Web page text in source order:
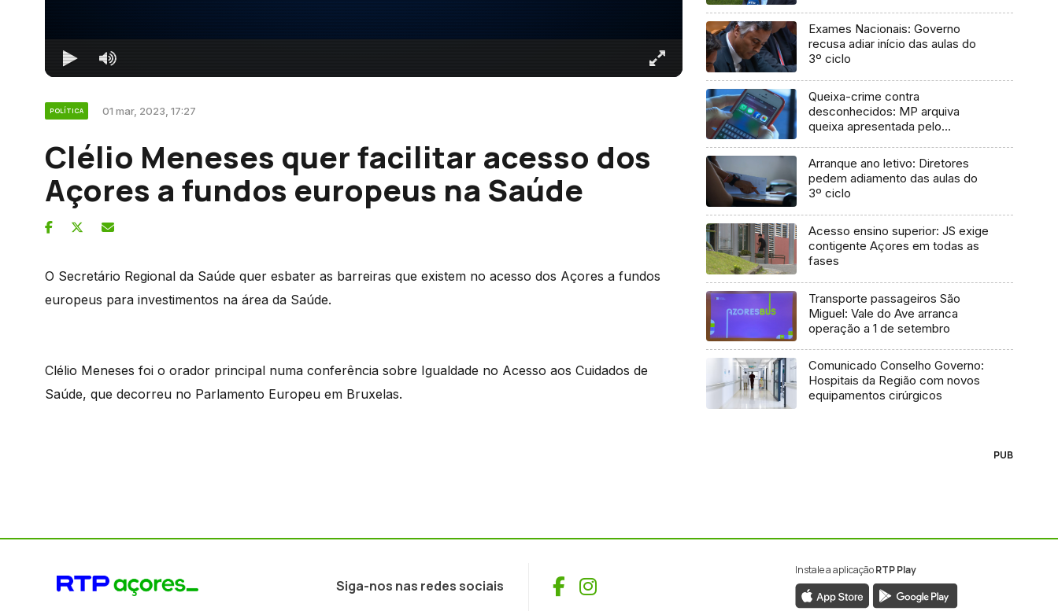
POLÍTICA 01 mar, 2023, 17:27
Clélio Meneses quer facilitar acesso dos
Açores a fundos europeus na Saúde
O Secretário Regional da Saúde quer esbater as barreiras que existem no acesso dos Açores a fundos
europeus para investimentos na área da Saúde.
Clélio Meneses foi o orador principal numa conferência sobre Igualdade no Acesso aos Cuidados de
Saúde, que decorreu no Parlamento Europeu em Bruxelas.
Exames Nacionais: Governo
recusa adiar início das aulas do
3º ciclo
Queixa-crime contra
desconhecidos: MP arquiva
queixa apresentada pelo
Arranque ano letivo: Diretores
pedem adiamento das aulas do
3º ciclo
Acesso ensino superior: JS exige
contigente Açores em todas as
fases
Transporte passageiros São
Miguel: Vale do Ave arranca
operação a 1 de setembro
Comunicado Conselho Governo:
Hospitais da Região com novos
equipamentos cirúrgicos
PUB
Siga-nos nas redes sociais Facebook
Instagram
Instale a aplicaçãoRTP Play